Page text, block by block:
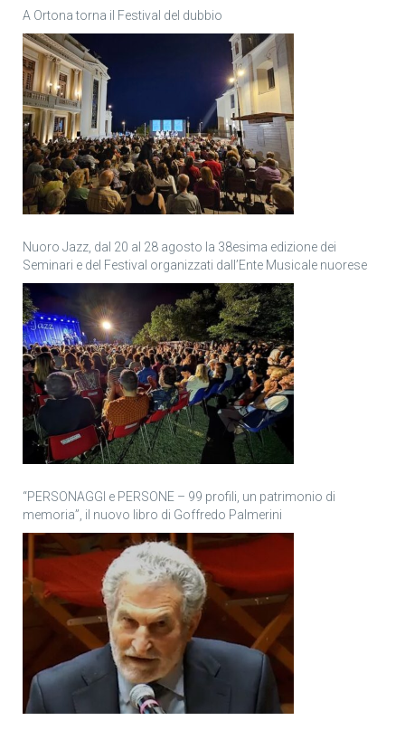
A Ortona torna il Festival del dubbio
Nuoro Jazz, dal 20 al 28 agosto la 38esima edizione dei
Seminari e del Festival organizzati dall’Ente Musicale nuorese
“PERSONAGGI e PERSONE – 99 profili, un patrimonio di
memoria”, il nuovo libro di Goffredo Palmerini